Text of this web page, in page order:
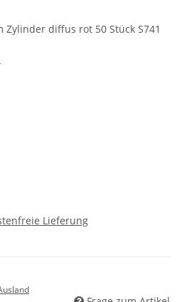
Zylinder diffus rot 50 Stück S741
Lieferung